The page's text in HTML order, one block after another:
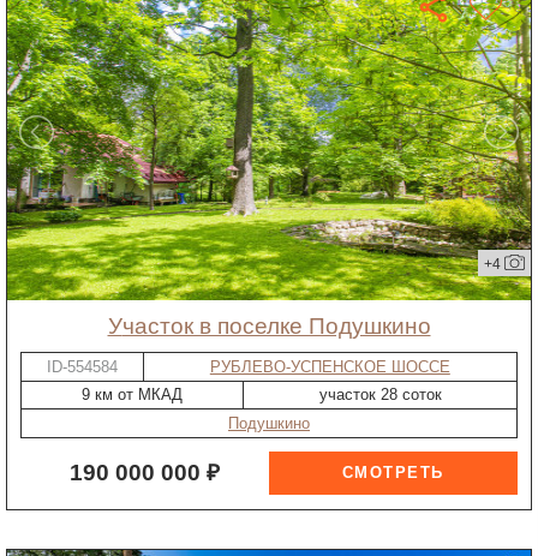
+4
участок в поселке Подушкино
ID-554584
РУБЛЕВО-УСПЕНСКОЕ ШОССЕ
9 км от МКАД
участок 28 соток
Подушкино
190 000 000 ₽